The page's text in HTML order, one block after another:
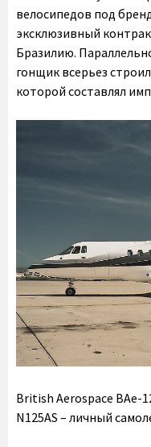
велосипедов под
эксклюзивный
Бразилию.
гонщик всерьез
которой составлял
British Aerospace BAe-
N125AS – личный